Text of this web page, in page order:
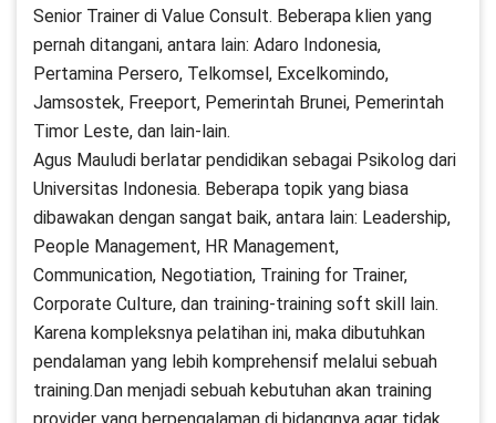
Senior Trainer di Value Consult. Beberapa klien yang
pernah ditangani, antara lain: Adaro Indonesia,
Pertamina Persero, Telkomsel, Excelkomindo,
Jamsostek, Freeport, Pemerintah Brunei, Pemerintah
Timor Leste, dan lain-lain.
Agus Mauludi berlatar pendidikan sebagai Psikolog dari
Universitas Indonesia. Beberapa topik yang biasa
dibawakan dengan sangat baik, antara lain: Leadership,
People Management, HR Management,
Communication, Negotiation, Training for Trainer,
Corporate Culture, dan training-training soft skill lain.
Karena kompleksnya pelatihan ini, maka dibutuhkan
pendalaman yang lebih komprehensif melalui sebuah
training.Dan menjadi sebuah kebutuhan akan training